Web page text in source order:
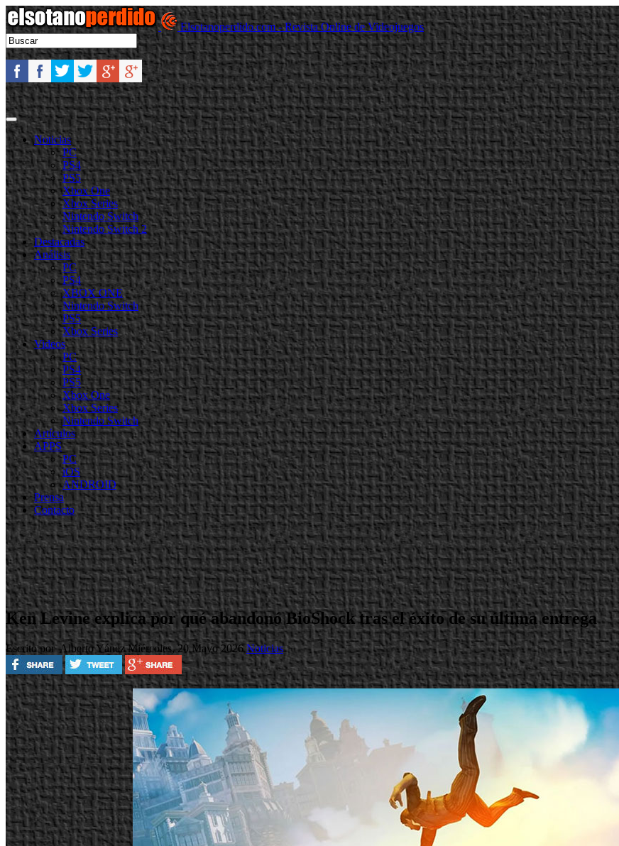
Elsotanoperdido.com - Revista Online de Videojuegos
Noticias
PC
PS4
PS5
Xbox One
Xbox Series
Nintendo Switch
Nintendo Switch 2
Destacadas
Análisis
PC
PS4
XBOX ONE
Nintendo Switch
PS5
Xbox Series
Videos
PC
PS4
PS5
Xbox One
Xbox Series
Nintendo Switch
Artículos
APPS
PC
iOS
ANDROID
Prensa
Contacto
Ken Levine explica por qué abandonó BioShock tras el éxito de su última entrega
Escrito por Alberto YánezMiércoles, 20 Mayo 2026Noticias